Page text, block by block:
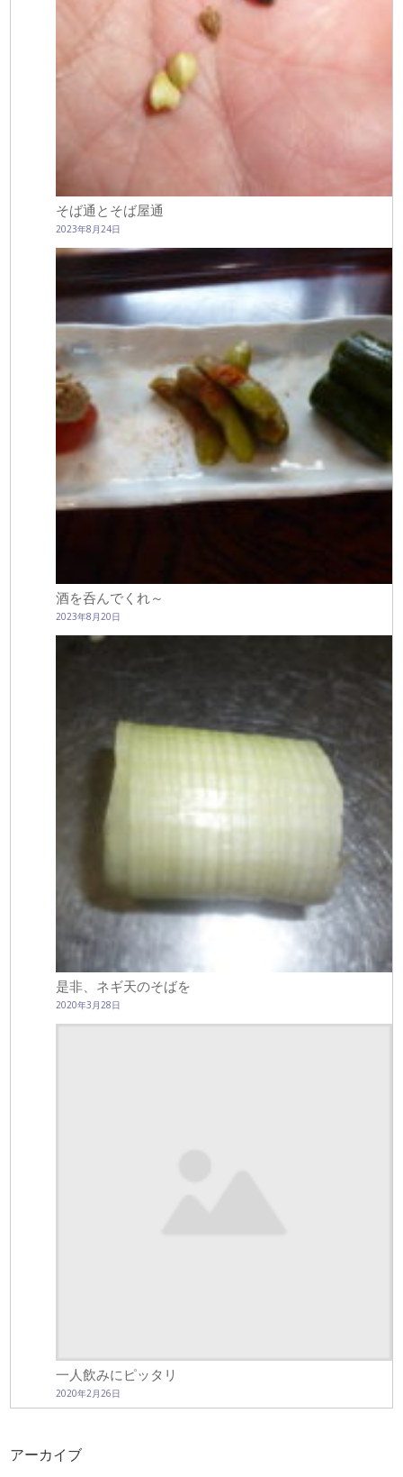
そば通とそば屋通
2023年8月24日
酒を呑んでくれ～
2023年8月20日
是非、ネギ天のそばを
2020年3月28日
一人飲みにピッタリ
2020年2月26日
アーカイブ